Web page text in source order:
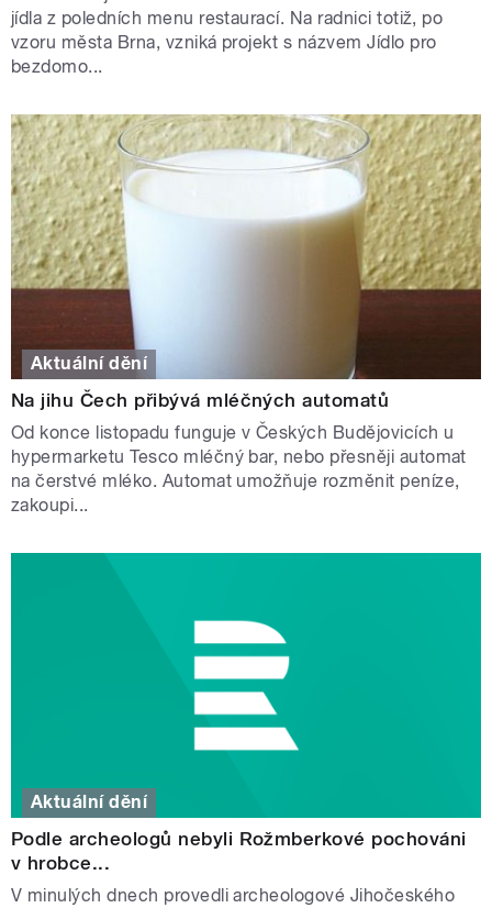
jídla z poledních menu restaurací. Na radnici totiž, po
vzoru města Brna, vzniká projekt s názvem Jídlo pro
bezdomo...
Aktuální dění
Na jihu Čech přibývá mléčných automatů
Od konce listopadu funguje v Českých Budějovicích u
hypermarketu Tesco mléčný bar, nebo přesněji automat
na čerstvé mléko. Automat umožňuje rozměnit peníze,
zakoupi...
Aktuální dění
Podle archeologů nebyli Rožmberkové pochováni
v hrobce...
V minulých dnech provedli archeologové Jihočeského